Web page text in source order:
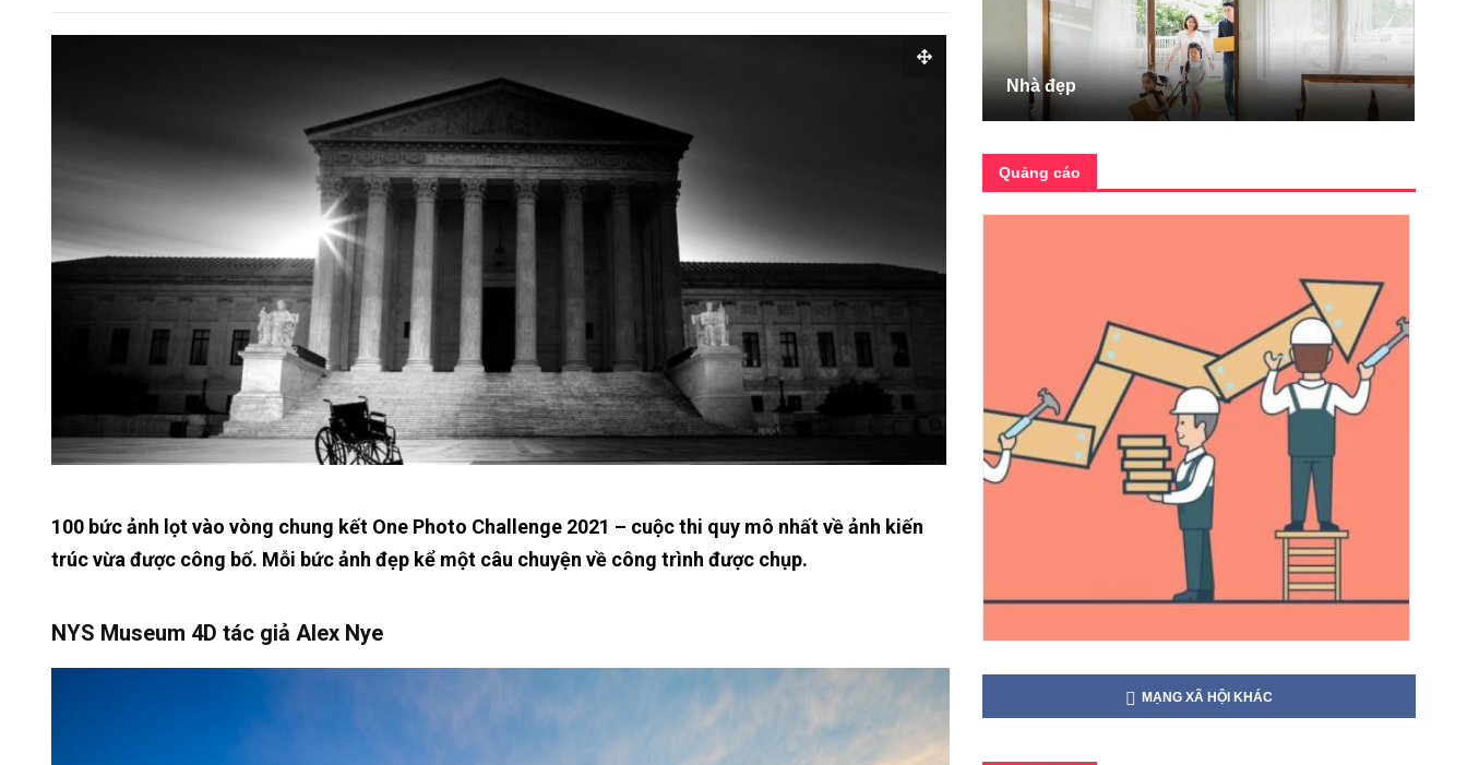
100 bức ảnh lọt vào vòng chung kết One Photo Challenge 2021 – cuộc thi quy mô nhất về ảnh kiến ​​
trúc vừa được công bố. Mỗi bức ảnh đẹp kể một câu chuyện về công trình được chụp.
NYS Museum 4D tác giả Alex Nye
Nhà đẹp
Quảng cáo
MẠNG XÃ HỘI KHÁC